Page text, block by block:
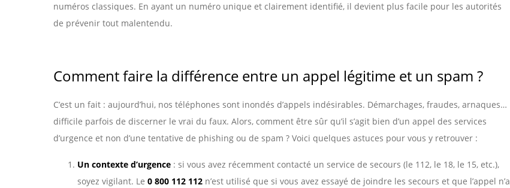
numéros classiques. En ayant un numéro unique et clairement identifié, il devient plus facile pour les autorités
de prévenir tout malentendu.
Comment faire la différence entre un appel légitime et un spam ?
C’est un fait : aujourd’hui, nos téléphones sont inondés d’appels indésirables. Démarchages, fraudes, arnaques…
difficile parfois de discerner le vrai du faux. Alors, comment être sûr qu’il s’agit bien d’un appel des services
d’urgence et non d’une tentative de phishing ou de spam ? Voici quelques astuces pour vous y retrouver :
Un contexte d’urgence : si vous avez récemment contacté un service de secours (le 112, le 18, le 15, etc.),
soyez vigilant. Le 0 800 112 112 n’est utilisé que si vous avez essayé de joindre les secours et que l’appel n’a